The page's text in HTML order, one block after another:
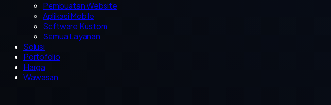
Pembuatan Website
Aplikasi Mobile
Software Kustom
Semua Layanan
Solusi
Portofolio
Harga
Wawasan